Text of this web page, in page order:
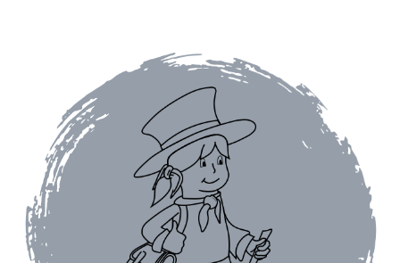
Vinaigres
Épices
Baies
Conditionnements épices
Boîtes à épices